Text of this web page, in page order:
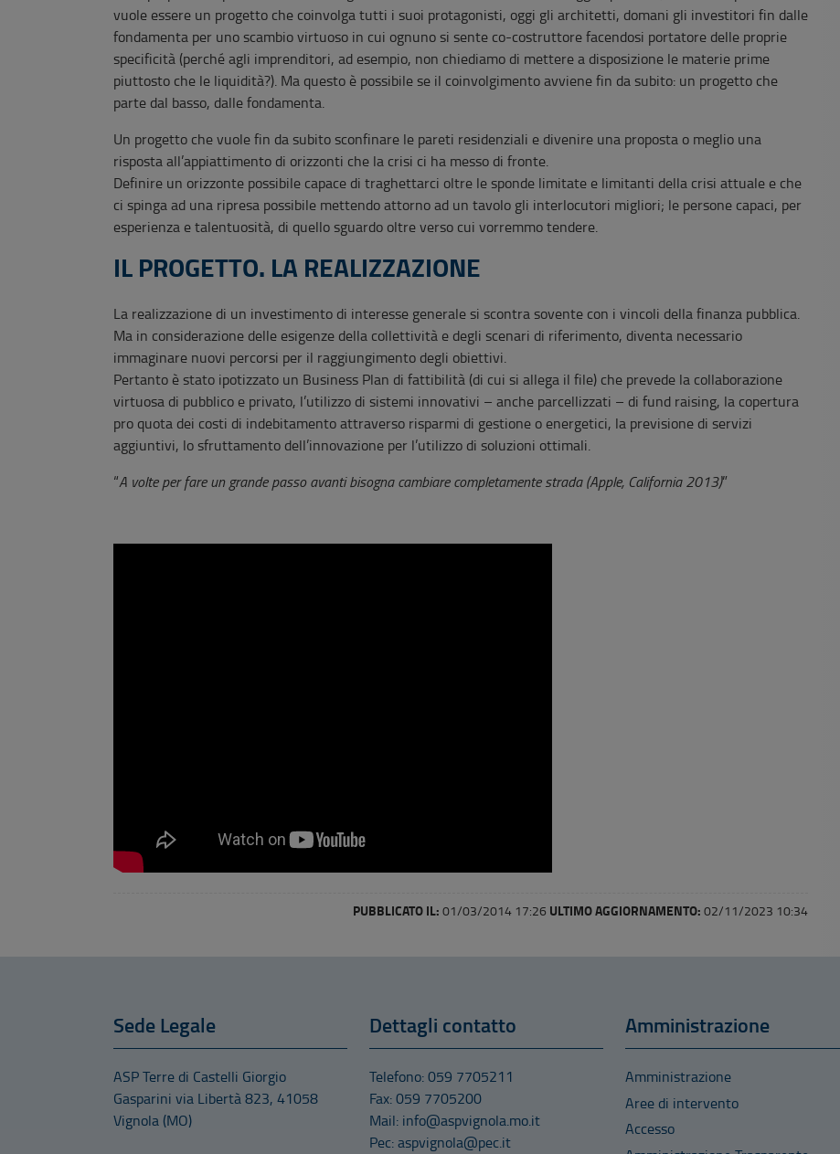
vuole essere un progetto che coinvolga tutti i suoi protagonisti, oggi gli architetti, domani gli investitori fin dalle
fondamenta per uno scambio virtuoso in cui ognuno si sente co-costruttore facendosi portatore delle proprie
specificità (perché agli imprenditori, ad esempio, non chiediamo di mettere a disposizione le materie prime
piuttosto che le liquidità?). Ma questo è possibile se il coinvolgimento avviene fin da subito: un progetto che
parte dal basso, dalle fondamenta.
Un progetto che vuole fin da subito sconfinare le pareti residenziali e divenire una proposta o meglio una
risposta all’appiattimento di orizzonti che la crisi ci ha messo di fronte.
Definire un orizzonte possibile capace di traghettarci oltre le sponde limitate e limitanti della crisi attuale e che
ci spinga ad una ripresa possibile mettendo attorno ad un tavolo gli interlocutori migliori; le persone capaci, per
esperienza e talentuosità, di quello sguardo oltre verso cui vorremmo tendere.
IL PROGETTO. LA REALIZZAZIONE
La realizzazione di un investimento di interesse generale si scontra sovente con i vincoli della finanza pubblica.
Ma in considerazione delle esigenze della collettività e degli scenari di riferimento, diventa necessario
immaginare nuovi percorsi per il raggiungimento degli obiettivi.
Pertanto è stato ipotizzato un Business Plan di fattibilità (di cui si allega il file) che prevede la collaborazione
virtuosa di pubblico e privato, l’utilizzo di sistemi innovativi – anche parcellizzati – di fund raising, la copertura
pro quota dei costi di indebitamento attraverso risparmi di gestione o energetici, la previsione di servizi
aggiuntivi, lo sfruttamento dell’innovazione per l’utilizzo di soluzioni ottimali.
“A volte per fare un grande passo avanti bisogna cambiare completamente strada (Apple, California 2013)”
PUBBLICATO IL: 01/03/2014 17:26 ULTIMO AGGIORNAMENTO: 02/11/2023 10:34
Sede Legale
ASP Terre di Castelli Giorgio
Gasparini via Libertà 823, 41058
Vignola (MO)
Dettagli contatto
Telefono: 059 7705211
Fax: 059 7705200
Mail: info@aspvignola.mo.it
Pec: aspvignola@pec.it
Amministrazione
Amministrazione
Aree di intervento
Accesso